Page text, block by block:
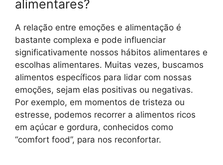
alimentares?
A relação entre emoções e alimentação é
bastante complexa e pode influenciar
significativamente nossos hábitos alimentares e
escolhas alimentares. Muitas vezes, buscamos
alimentos específicos para lidar com nossas
emoções, sejam elas positivas ou negativas.
Por exemplo, em momentos de tristeza ou
estresse, podemos recorrer a alimentos ricos
em açúcar e gordura, conhecidos como
“comfort food”, para nos reconfortar.